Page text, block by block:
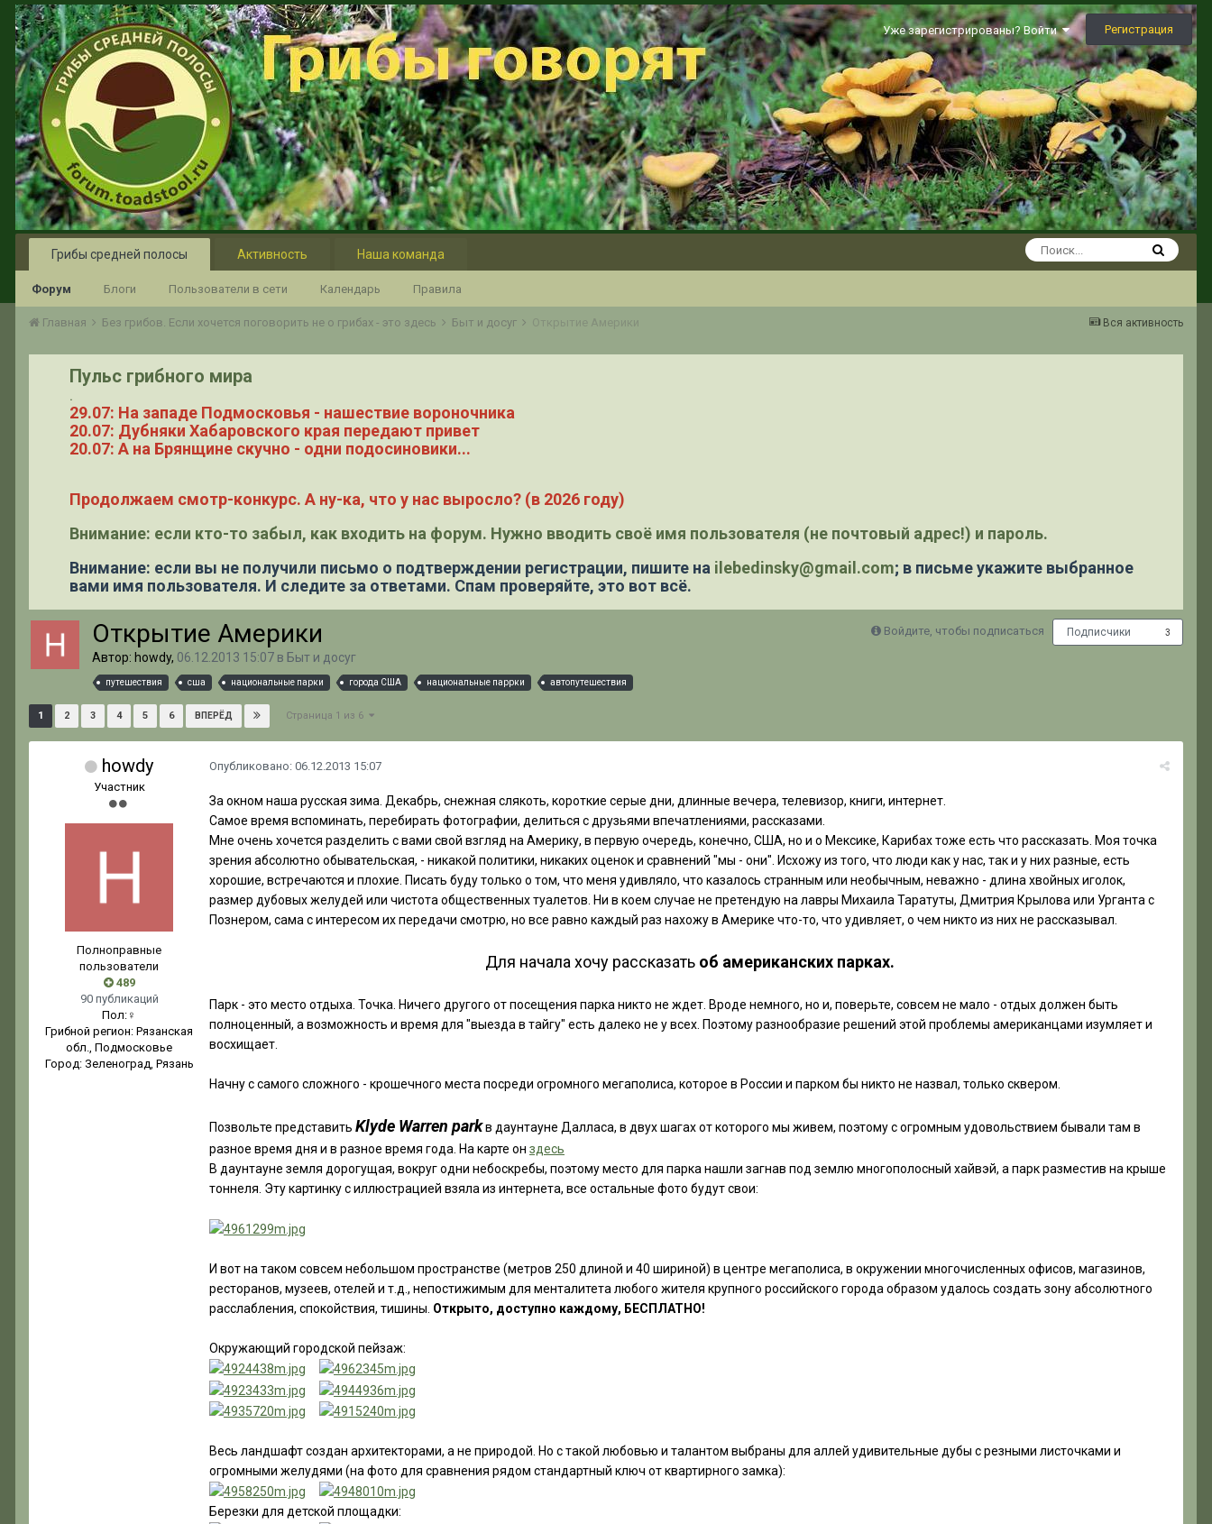
Уже зарегистрированы? Войти Регистрация
Грибы средней полосы
Форум Блоги Пользователи в сети Календарь Правила
Активность Наша команда
Вся активность
Главная Без грибов. Если хочется поговорить не о грибах - это здесь Быт и досуг Открытие Америки
Пульс грибного мира
.
29.07: На западе Подмосковья - нашествие вороночника
20.07: Дубняки Хабаровского края передают привет
20.07: А на Брянщине скучно - одни подосиновики...
Продолжаем смотр-конкурс. А ну-ка, что у нас выросло? (в 2026 году)
Внимание: если кто-то забыл, как входить на форум. Нужно вводить своё имя пользователя (не почтовый адрес!) и пароль.
Внимание: если вы не получили письмо о подтверждении регистрации, пишите на ilebedinsky@gmail.com; в письме укажите выбранное
вами имя пользователя. И следите за ответами. Спам проверяйте, это вот всё.
Войдите, чтобы подписаться Подписчики 3
Открытие Америки
Автор: howdy, 06.12.2013 15:07 в Быт и досуг
путешествия сша национальные парки города США национальные паррки автопутешествия
1 2 3 4 5 6 ВПЕРЁД Страница 1 из 6
howdy
Участник
Полноправные
пользователи
489
90 публикаций
Пол: ♀
Грибной регион: Рязанская
обл., Подмосковье
Город: Зеленоград, Рязань
Опубликовано: 06.12.2013 15:07
За окном наша русская зима. Декабрь, снежная слякоть, короткие серые дни, длинные вечера, телевизор, книги, интернет.
Самое время вспоминать, перебирать фотографии, делиться с друзьями впечатлениями, рассказами.
Мне очень хочется разделить с вами свой взгляд на Америку, в первую очередь, конечно, США, но и о Мексике, Карибах тоже есть что рассказать. Моя точка
зрения абсолютно обывательская, - никакой политики, никаких оценок и сравнений "мы - они". Исхожу из того, что люди как у нас, так и у них разные, есть
хорошие, встречаются и плохие. Писать буду только о том, что меня удивляло, что казалось странным или необычным, неважно - длина хвойных иголок,
размер дубовых желудей или чистота общественных туалетов. Ни в коем случае не претендую на лавры Михаила Таратуты, Дмитрия Крылова или Урганта с
Познером, сама с интересом их передачи смотрю, но все равно каждый раз нахожу в Америке что-то, что удивляет, о чем никто из них не рассказывал.
Для начала хочу рассказатьоб американских парках.
Парк - это место отдыха. Точка. Ничего другого от посещения парка никто не ждет. Вроде немного, но и, поверьте, совсем не мало - отдых должен быть
полноценный, а возможность и время для "выезда в тайгу" есть далеко не у всех. Поэтому разнообразие решений этой проблемы американцами изумляет и
восхищает.
Начну с самого сложного - крошечного места посреди огромного мегаполиса, которое в России и парком бы никто не назвал, только сквером.
Позвольте представить Klyde Warren parkв даунтауне Далласа, в двух шагах от которого мы живем, поэтому с огромным удовольствием бывали там в
разное время дня и в разное время года. На карте он здесь
В даунтауне земля дорогущая, вокруг одни небоскребы, поэтому место для парка нашли загнав под землю многополосный хайвэй, а парк разместив на крыше
тоннеля. Эту картинку с иллюстрацией взяла из интернета, все остальные фото будут свои:
И вот на таком совсем небольшом пространстве (метров 250 длиной и 40 шириной) в центре мегаполиса, в окружении многочисленных офисов, магазинов,
ресторанов, музеев, отелей и т.д., непостижимым для менталитета любого жителя крупного российского города образом удалось создать зону абсолютного
расслабления, спокойствия, тишины. Открыто, доступно каждому, БЕСПЛАТНО!
Окружающий городской пейзаж:
Весь ландшафт создан архитекторами, а не природой. Но с такой любовью и талантом выбраны для аллей удивительные дубы с резными листочками и
огромными желудями (на фото для сравнения рядом стандартный ключ от квартирного замка):
Березки для детской площадки: